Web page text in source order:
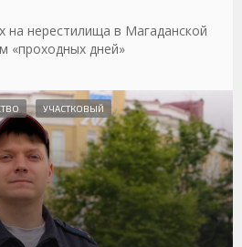
на нерестилища в Магаданской
«проходных дней»
УЧАСТКОВЫЙ